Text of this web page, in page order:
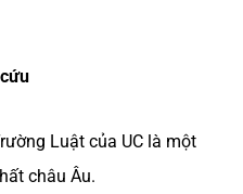
Luật của UC là một
châu Âu.